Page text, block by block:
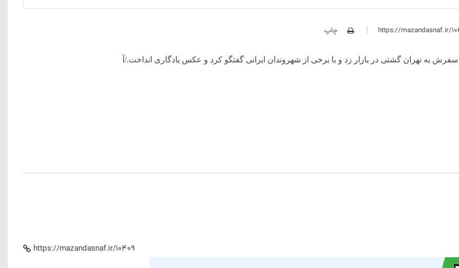
چاپ
به تهران گشتی در بازار زد و با برخی از شهروندان ایرانی گفتگو کرد و عکس یادگاری انداخت./آ
https://mazandasnaf.ir/10409